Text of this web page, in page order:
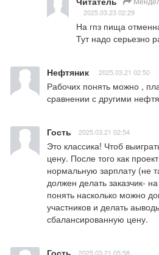
2025.03.23 02:29
На гпз пища
Тут надо серьезно
Нефтяник 2025.03.21 02:50
Рабочих понять можно ,
сравнении с другими
Гость 2025.03.21 02:54
Это классика! Чтоб
цену. После того как
нормальную зарплату (не
должен делать заказчик-
понять насколько можно
участников и делать
сбалансированную цену.
Гость 2025.03.21 05:58